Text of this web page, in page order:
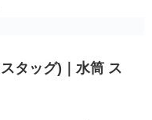
タッグ)｜水筒 ス